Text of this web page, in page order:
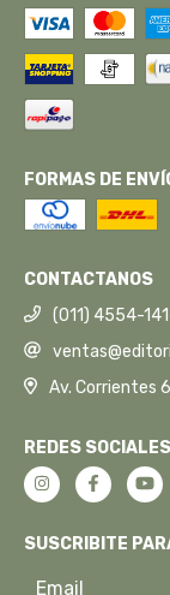
FORMAS DE
CONTACTANOS
(011) 4554-
Av. Corrientes
REDES SOCIALES
SUSCRIBITE